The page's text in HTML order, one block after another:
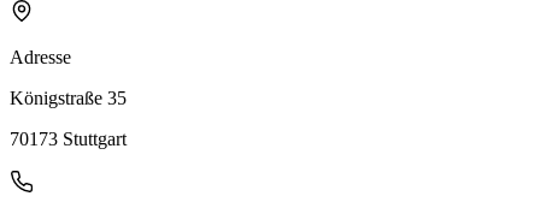
Adresse
Königstraße 35
70173 Stuttgart